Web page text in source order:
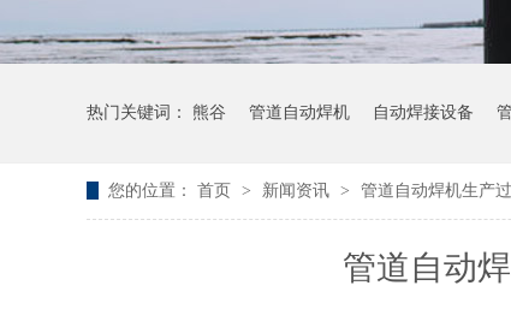
热门关键词： 熊谷 管道自动焊机 自动焊接设备
您的位置： 首页 > 新闻资讯 > 管道自动焊机生产
管道自动